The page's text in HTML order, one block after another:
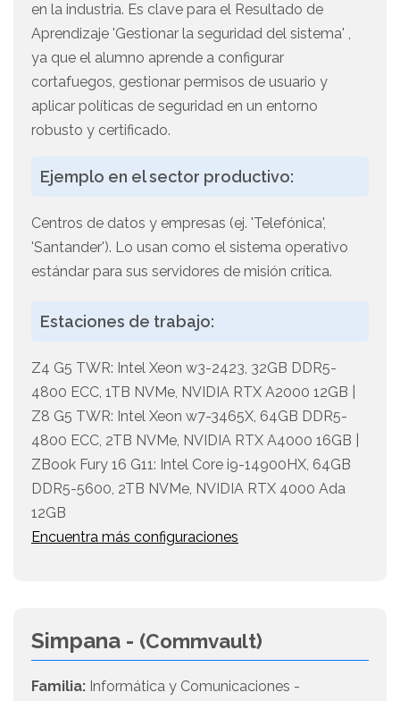
en la industria. Es clave para el Resultado de
Aprendizaje 'Gestionar la seguridad del sistema' ,
ya que el alumno aprende a configurar
cortafuegos, gestionar permisos de usuario y
aplicar políticas de seguridad en un entorno
robusto y certificado.
Ejemplo en el sector productivo:
Centros de datos y empresas (ej. 'Telefónica',
'Santander'). Lo usan como el sistema operativo
estándar para sus servidores de misión crítica.
Estaciones de trabajo:
Z4 G5 TWR: Intel Xeon w3-2423, 32GB DDR5-
4800 ECC, 1TB NVMe, NVIDIA RTX A2000 12GB |
Z8 G5 TWR: Intel Xeon w7-3465X, 64GB DDR5-
4800 ECC, 2TB NVMe, NVIDIA RTX A4000 16GB |
ZBook Fury 16 G11: Intel Core i9-14900HX, 64GB
DDR5-5600, 2TB NVMe, NVIDIA RTX 4000 Ada
12GB
Encuentra más configuraciones
Simpana - (Commvault)
Familia: Informática y Comunicaciones -